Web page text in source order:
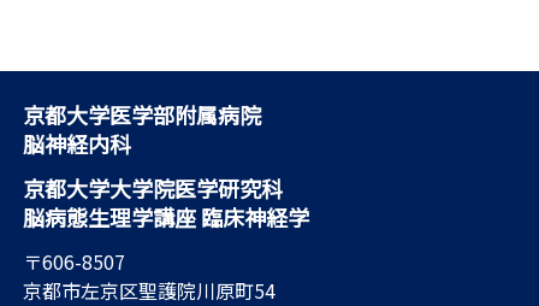
京都大学医学部附属病院
脳神経内科
京都大学大学院医学研究科
脳病態生理学講座 臨床神経学
〒606-8507
京都市左京区聖護院川原町54